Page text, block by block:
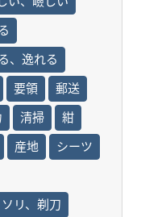
、逸れる
要領
郵送
清掃
紺
産地
シーツ
リ、剃刀